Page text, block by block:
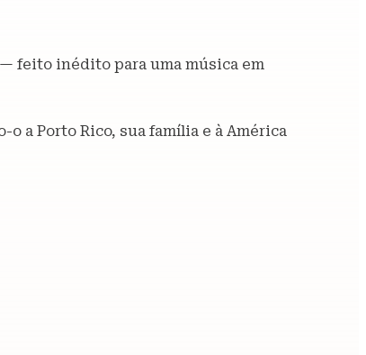
— feito inédito para uma música em
a Porto Rico, sua família e à América